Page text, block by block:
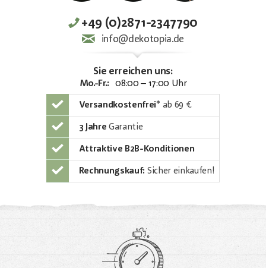
+49 (0)2871-2347790
info@dekotopia.de
Sie erreichen uns:
Mo.-Fr.: 08:00 – 17:00 Uhr
Versandkostenfrei* ab 69 €
3 Jahre Garantie
Attraktive B2B-Konditionen
Rechnungskauf: Sicher einkaufen!